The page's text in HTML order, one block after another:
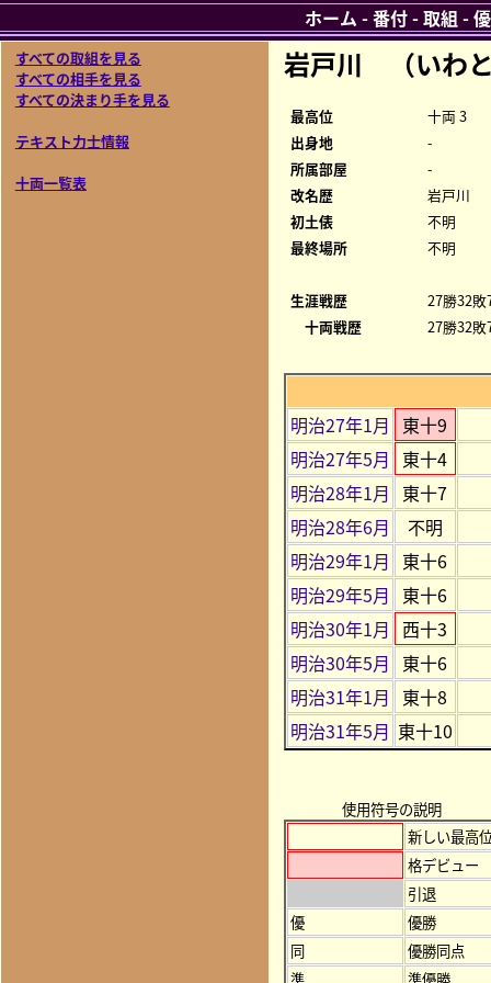
すべての取組を見る
すべての相手を見る
すべての決まり手を見る
テキスト力士情報
十両一覧表
岩戸川 （いわ
最高位
十両 3
出身地
-
所属部屋
-
改名歴
岩戸川
初土俵
不明
最終場所
不明
生涯戦歴
27勝32
十両戦歴
27勝32
明治27年1月 東十9
明治27年5月 東十4
明治28年1月 東十7
明治28年6月
不明
明治29年1月 東十6
明治29年5月 東十6
明治30年1月 西十3
明治30年5月 東十6
明治31年1月 東十8
明治31年5月 東十10
使用符号の説明
新しい最高
格デビュー
引退
優
優勝
同
優勝同点
ホーム -番付-取組 -